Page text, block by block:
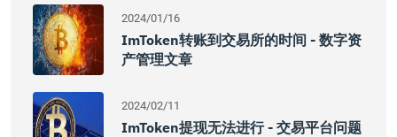
2024/01/16
ImToken转账到交易所的时间 - 数字资
产管理文章
2024/02/11
ImToken提现无法进行 - 交易平台问题